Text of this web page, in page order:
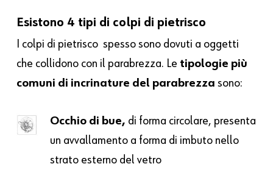
Esistono 4 tipi di colpi di pietrisco
I colpi di pietrisco spesso sono dovuti a oggetti
che collidono con il parabrezza. Le tipologie più
comuni di incrinature del parabrezza sono:
Occhio di bue, di forma circolare, presenta
un avvallamento a forma di imbuto nello
strato esterno del vetro